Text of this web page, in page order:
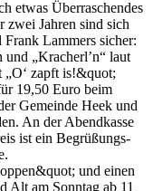
etwas Überraschendes
zwei Jahren sind sich
Lammers sicher:
„Kracherl’n“ laut
zapft is!&quot;
19,50 Euro beim
Gemeinde Heek und
An der Abendkasse
ist ein Begrüßungs-
und einen
Alt am Sonntag ab 11